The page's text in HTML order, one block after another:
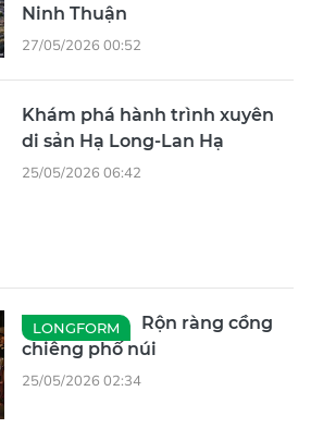
di sản Hạ Long-Lan Hạ
25/05/2026 06:42
hút du khách du lịch hè